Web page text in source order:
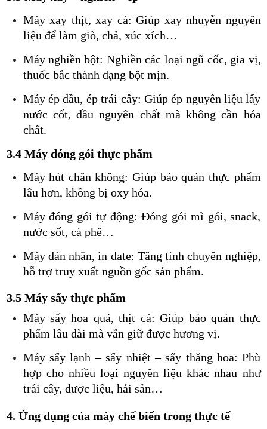
Máy xay thịt, xay cá: Giúp xay nhuyễn nguyên
liệu để làm giò, chả, xúc xích…
Máy nghiền bột: Nghiền các loại ngũ cốc, gia vị,
thuốc bắc thành dạng bột mịn.
Máy ép dầu, ép trái cây: Giúp ép nguyên liệu lấy
nước cốt, dầu nguyên chất mà không cần hóa
chất.
3.4 Máy đóng gói thực phẩm
Máy hút chân không: Giúp bảo quản thực phẩm
lâu hơn, không bị oxy hóa.
Máy đóng gói tự động: Đóng gói mì gói, snack,
nước sốt, cà phê…
Máy dán nhãn, in date: Tăng tính chuyên nghiệp,
hỗ trợ truy xuất nguồn gốc sản phẩm.
3.5 Máy sấy thực phẩm
Máy sấy hoa quả, thịt cá: Giúp bảo quản thực
phẩm lâu dài mà vẫn giữ được hương vị.
Máy sấy lạnh – sấy nhiệt – sấy thăng hoa: Phù
hợp cho nhiều loại nguyên liệu khác nhau như
trái cây, dược liệu, hải sản…
4. Ứng dụng của máy chế biến trong thực tế